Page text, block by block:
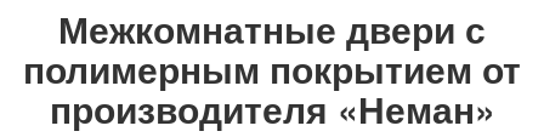
Межкомнатные двери с
полимерным покрытием от
производителя «Неман»